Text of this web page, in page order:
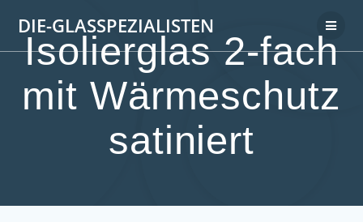
DIE-GLASSPEZIALISTEN
Isolierglas 2-fach
mit Wärmeschutz
satiniert